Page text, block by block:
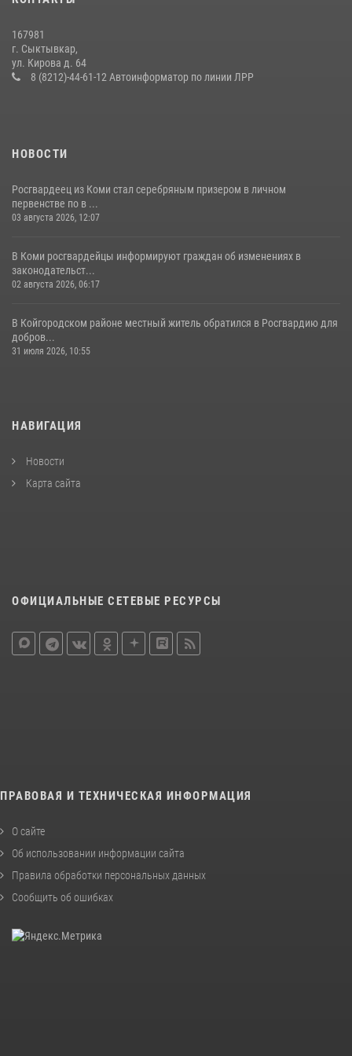
покупателя
Житель Сыктывкара привлечен к административной
ответственности за утерю оружия
167981
г. Сыктывкар,
ул. Кирова д. 64
8 (8212)-44-61-12 Автоинформатор по линии ЛРР
НОВОСТИ
Росгвардеец из Коми стал серебряным призером в личном
первенстве по в ...
03 августа 2026, 12:07
В Коми росгвардейцы информируют граждан об изменениях в
законодательст...
02 августа 2026, 06:17
В Койгородском районе местный житель обратился в Росгвардию для
добров...
31 июля 2026, 10:55
НАВИГАЦИЯ
Новости
Карта сайта
ОФИЦИАЛЬНЫЕ СЕТЕВЫЕ РЕСУРСЫ
ПРАВОВАЯ И ТЕХНИЧЕСКАЯ ИНФОРМАЦИЯ
О сайте
Об использовании информации сайта
Правила обработки персональных данных
Сообщить об ошибках